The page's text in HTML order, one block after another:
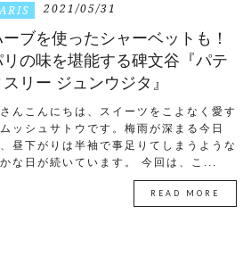
2021/05/31
ーブを使ったシャーベットも！
リの味を堪能する碑文谷『パテ
スリー ジュンウジタ』
んこんにちは、スイーツをこよなく愛す
ッシュサトウです。梅雨が深まる今日
昼下がりは半袖で事足りてしまうような
な日が続いています。 今回は、こ...
READ MORE